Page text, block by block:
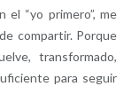
“yo primero”, me
compartir. Porque
transformado,
para seguir